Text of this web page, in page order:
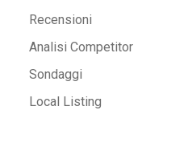
Recensioni
Analisi Competitor
Sondaggi
Local Listing